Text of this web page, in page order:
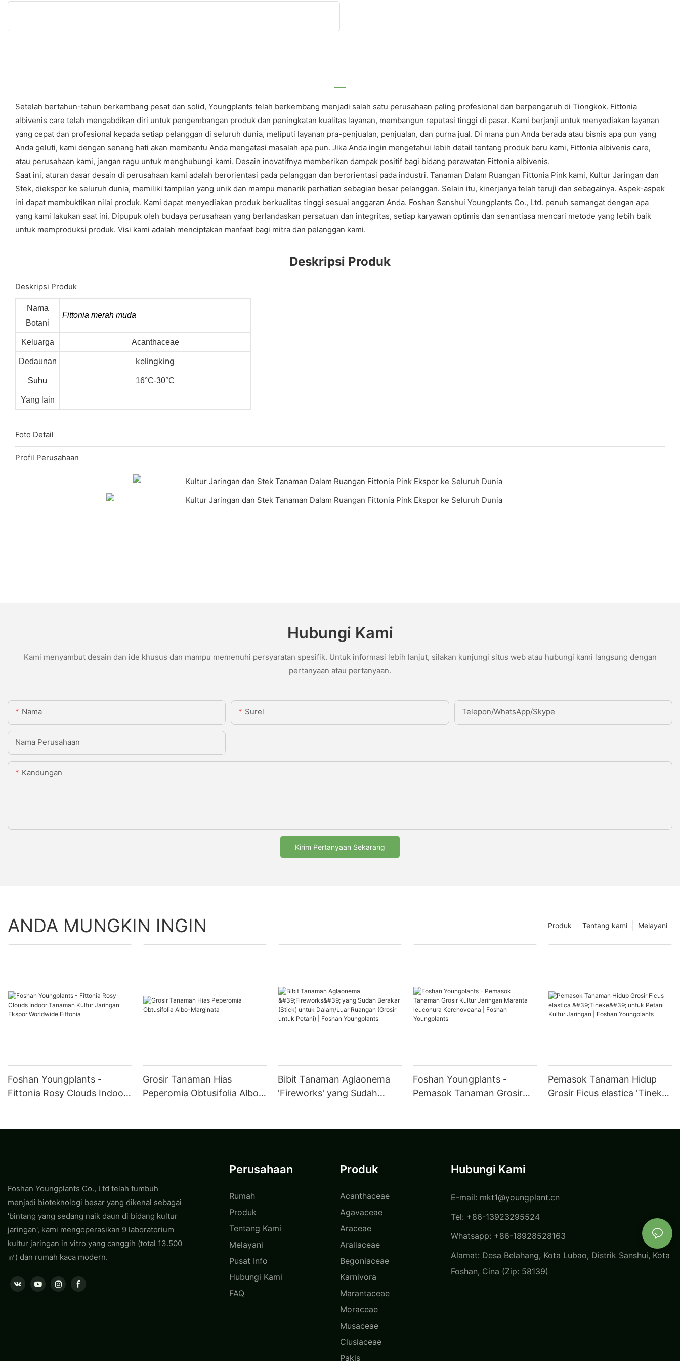
Setelah bertahun-tahun berkembang pesat dan solid, Youngplants telah berkembang menjadi salah satu perusahaan paling profesional dan berpengaruh di Tiongkok. Fittonia
albivenis care telah mengabdikan diri untuk pengembangan produk dan peningkatan kualitas layanan, membangun reputasi tinggi di pasar. Kami berjanji untuk menyediakan layanan
yang cepat dan profesional kepada setiap pelanggan di seluruh dunia, meliputi layanan pra-penjualan, penjualan, dan purna jual. Di mana pun Anda berada atau bisnis apa pun yang
Anda geluti, kami dengan senang hati akan membantu Anda mengatasi masalah apa pun. Jika Anda ingin mengetahui lebih detail tentang produk baru kami, Fittonia albivenis care,
atau perusahaan kami, jangan ragu untuk menghubungi kami. Desain inovatifnya memberikan dampak positif bagi bidang perawatan Fittonia albivenis.
Saat ini, aturan dasar desain di perusahaan kami adalah berorientasi pada pelanggan dan berorientasi pada industri. Tanaman Dalam Ruangan Fittonia Pink kami, Kultur Jaringan dan
Stek, diekspor ke seluruh dunia, memiliki tampilan yang unik dan mampu menarik perhatian sebagian besar pelanggan. Selain itu, kinerjanya telah teruji dan sebagainya. Aspek-aspek
ini dapat membuktikan nilai produk. Kami dapat menyediakan produk berkualitas tinggi sesuai anggaran Anda. Foshan Sanshui Youngplants Co., Ltd. penuh semangat dengan apa
yang kami lakukan saat ini. Dipupuk oleh budaya perusahaan yang berlandaskan persatuan dan integritas, setiap karyawan optimis dan senantiasa mencari metode yang lebih baik
untuk memproduksi produk. Visi kami adalah menciptakan manfaat bagi mitra dan pelanggan kami.
Deskripsi Produk
Deskripsi Produk
Nama
Botani
Fittonia merah muda
Keluarga Acanthaceae
Dedaunan kelingking
Suhu 16°C-30°C
Yang lain
Foto Detail
Profil Perusahaan
Hubungi Kami
Kami menyambut desain dan ide khusus dan mampu memenuhi persyaratan spesifik. Untuk informasi lebih lanjut, silakan kunjungi situs web atau hubungi kami langsung dengan
pertanyaan atau pertanyaan.
Nama Surel Telepon/WhatsApp/Skype
Nama Perusahaan
Kandungan
Kirim Pertanyaan Sekarang
ANDA MUNGKIN INGIN Melayani
Tentang kami
Produk
Foshan Youngplants -
Fittonia Rosy Clouds Indoor
Grosir Tanaman Hias
Peperomia Obtusifolia Albo-
Bibit Tanaman Aglaonema
'Fireworks' yang Sudah
Foshan Youngplants -
Pemasok Tanaman Grosir
Pemasok Tanaman Hidup
Grosir Ficus elastica 'Tineke'
Foshan Youngplants Co., Ltd telah tumbuh
menjadi bioteknologi besar yang dikenal sebagai
'bintang yang sedang naik daun di bidang kultur
jaringan', kami mengoperasikan 9 laboratorium
kultur jaringan in vitro yang canggih (total 13.500
㎡) dan rumah kaca modern.
Perusahaan
Rumah
Produk
Tentang Kami
Melayani
Pusat Info
Hubungi Kami
FAQ
Produk
Acanthaceae
Agavaceae
Araceae
Araliaceae
Begoniaceae
Karnivora
Marantaceae
Moraceae
Musaceae
Clusiaceae
Pakis
Hubungi Kami
E-mail: mkt1@youngplant.cn
Tel: +86-13923295524
Whatsapp: +86-18928528163
Alamat: Desa Belahang, Kota Lubao, Distrik Sanshui, Kota
Foshan, Cina (Zip: 58139)